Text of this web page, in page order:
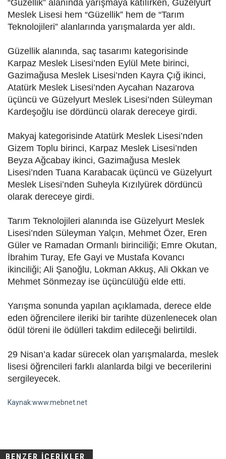
“Güzellik” alanında yarışmaya katılırken, Güzelyurt
Meslek Lisesi hem “Güzellik” hem de “Tarım
Teknolojileri” alanlarında yarışmalarda yer aldı.
Güzellik alanında, saç tasarımı kategorisinde
Karpaz Meslek Lisesi’nden Eylül Mete birinci,
Gazimağusa Meslek Lisesi’nden Kayra Çığ ikinci,
Atatürk Meslek Lisesi’nden Aycahan Nazarova
üçüncü ve Güzelyurt Meslek Lisesi’nden Süleyman
Kardeşoğlu ise dördüncü olarak dereceye girdi.
Makyaj kategorisinde Atatürk Meslek Lisesi’nden
Gizem Toplu birinci, Karpaz Meslek Lisesi’nden
Beyza Ağcabay ikinci, Gazimağusa Meslek
Lisesi’nden Tuana Karabacak üçüncü ve Güzelyurt
Meslek Lisesi’nden Suheyla Kızılyürek dördüncü
olarak dereceye girdi.
Tarım Teknolojileri alanında ise Güzelyurt Meslek
Lisesi’nden Süleyman Yalçın, Mehmet Özer, Eren
Güler ve Ramadan Ormanlı birinciliği; Emre Okutan,
İbrahim Turay, Efe Gayi ve Mustafa Kovancı
ikinciliği; Ali Şanoğlu, Lokman Akkuş, Ali Okkan ve
Mehmet Sönmezay ise üçüncülüğü elde etti.
Yarışma sonunda yapılan açıklamada, derece elde
eden öğrencilere ileriki bir tarihte düzenlenecek olan
ödül töreni ile ödülleri takdim edileceği belirtildi.
29 Nisan’a kadar sürecek olan yarışmalarda, meslek
lisesi öğrencileri farklı alanlarda bilgi ve becerilerini
sergileyecek.
Kaynak:www.mebnet.net
BENZER İÇERİKLER